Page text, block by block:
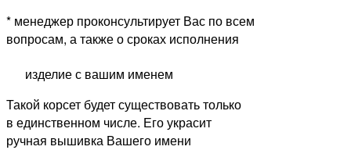
* менеджер проконсультирует Вас по всем
вопросам, а также о сроках исполнения
изделие с вашим именем
Такой корсет будет существовать только
в единственном числе. Его украсит
ручная вышивка Вашего имени